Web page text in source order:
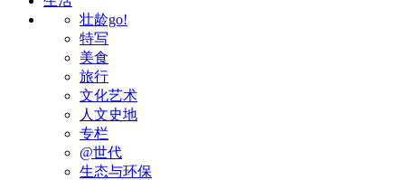
壮龄go!
特写
美食
旅行
文化艺术
人文史地
专栏
@世代
生态与环保